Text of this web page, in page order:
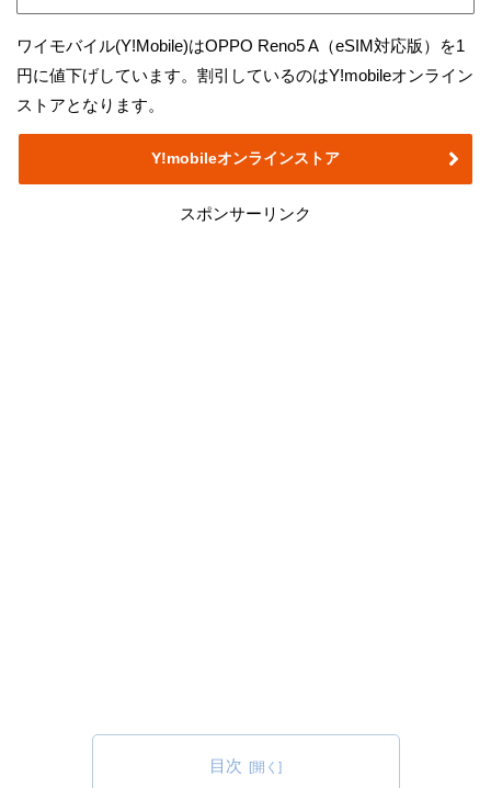
ワイモバイル(Y!Mobile)はOPPO Reno5 A（eSIM対応版）を1
円に値下げしています。割引しているのはY!mobileオンライン
ストアとなります。
Y!mobileオンラインストア
スポンサーリンク
目次